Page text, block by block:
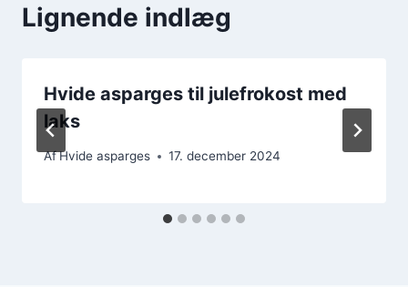
Lignende indlæg
Hvide asparges til julefrokost med
laks
AfHvide asparges 17. december 2024